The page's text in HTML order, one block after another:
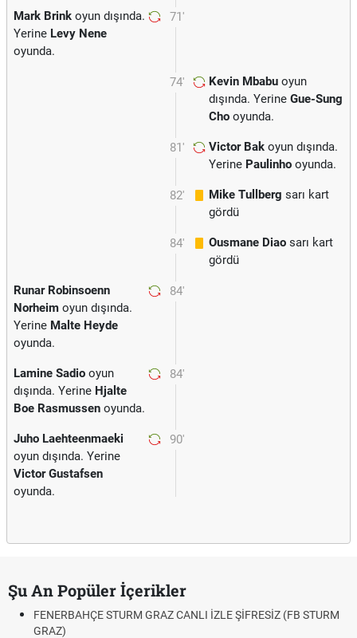
71'
Mark Brink oyun dışında.
Yerine Levy Nene
oyunda.
74' Kevin Mbabu oyun
dışında. Yerine Gue-Sung
Cho oyunda.
81' Victor Bak oyun dışında.
Yerine Paulinho oyunda.
82' Mike Tullberg sarı kart
gördü
84' Ousmane Diao sarı kart
gördü
84'
Runar Robinsoenn
Norheim oyun dışında.
Yerine Malte Heyde
oyunda.
84'
Lamine Sadio oyun
dışında. Yerine Hjalte
Boe Rasmussen oyunda.
90'
Juho Laehteenmaeki
oyun dışında. Yerine
Victor Gustafsen
oyunda.
Şu An Popüler İçerikler
FENERBAHÇE STURM GRAZ CANLI İZLE ŞİFRESİZ (FB STURM
GRAZ)